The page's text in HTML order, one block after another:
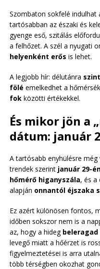
Szombaton sokfelé indulhat
tartósabban az északi és
gyenge eső, szitálás
a felhőzet. A szél a nyugati
helyenként erős is lehet.
A legjobb hír: délutánra
fölé emelkedhet a
fok közötti értékekkel.
És mikor jön a
dátum: január
A tartósabb enyhülésre
trendek szerint január 29-
hőmérő higanyszála, és a
alapján onnantól éjszaka
Ez azért különösen fontos,
időben sokszor nem is a
az, hogy a hideg
levegő miatt a hőérzet is
figyelmeztetései is arra
több térségben okozhat